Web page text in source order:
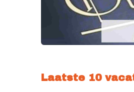
Laatste 10